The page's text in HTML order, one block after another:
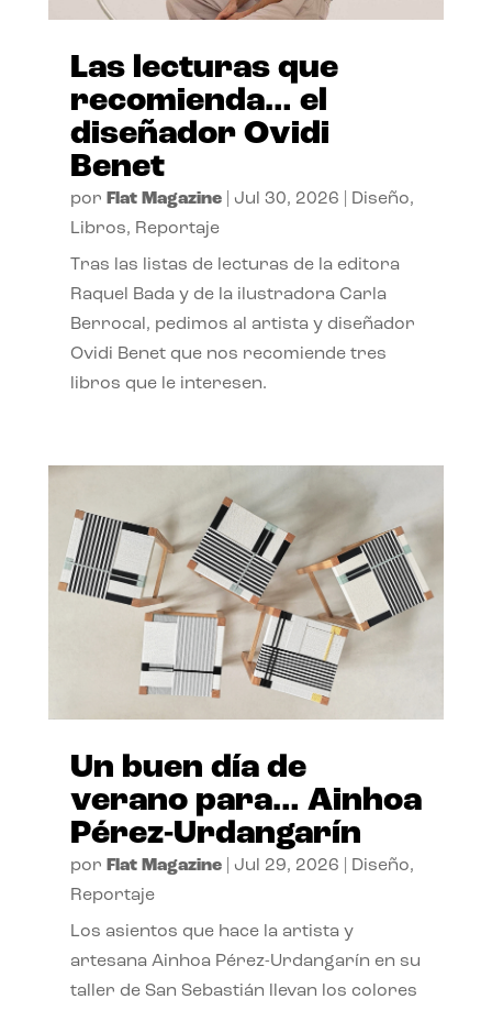
Las lecturas que
recomienda… el
diseñador Ovidi
Benet
por Flat Magazine| Jul 30, 2026 Diseño,
Libros, Reportaje
Tras las listas de lecturas de la editora
Raquel Bada y de la ilustradora Carla
Berrocal, pedimos al artista y diseñador
Ovidi Benet que nos recomiende tres
libros que le interesen.
Un buen día de
verano para… Ainhoa
Pérez-Urdangarín
por Flat Magazine| Jul 29, 2026 Diseño,
Reportaje
Los asientos que hace la artista y
artesana Ainhoa Pérez-Urdangarín en su
taller de San Sebastián llevan los colores